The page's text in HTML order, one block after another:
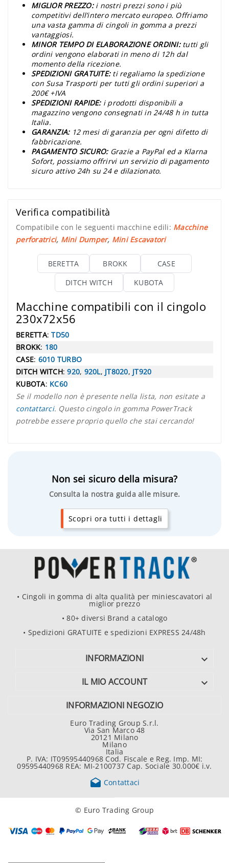
MIGLIOR PREZZO: i nostri prezzi sono i più
competitivi dell’intero mercato europeo. Offriamo
una vasta gamma di cingoli in gomma a prezzi
vantaggiosi.
MINOR TEMPO DI ELABORAZIONE ORDINI: tutti gli
ordini vengono elaborati in meno di 12h dal
momento della ricezione.
SPEDIZIONI GRATUITE: ti regaliamo la spedizione
con Susa Trasporti per tutti gli ordini superiori a
200€ +IVA
SPEDIZIONI RAPIDE: i prodotti disponibili a
magazzino vengono consegnati in 24/48 h in tutta
Italia.
GARANZIA: 12 mesi di garanzia per ogni difetto di
fabbricazione.
PAGAMENTO SICURO: Grazie a PayPal ed a Klarna
Sofort, possiamo offrirvi un servizio di pagamento
sicuro attivo 24h su 24 e dilazionato.
Verifica compatibilità
Compatibile con le seguenti macchine edili: Macchine
perforatrici, Mini Dumper, Mini Escavatori
BERETTA BROKK
CASE
DITCH WITCH
KUBOTA
Macchine compatibili con il cingolo
230x72x56
BERETTA:TD50
BROKK: 180
CASE: 6010 TURBO
DITCH WITCH:920, 920L, JT8020, JT920
KUBOTA: KC60
Se il modello non è presente nella lista, non esitate a
contattarci. Questo cingolo in gomma PowerTrack
potrebbe essere proprio quello che stai cercando!
Non sei sicuro della misura?
Consulta la nostra guida alle misure.
Scopri ora tutti i dettagli
• Cingoli in gomma di alta qualità per miniescavatori al
miglior prezzo
• 80+ diversi Brand a catalogo
• Spedizioni GRATUITE e spedizioni EXPRESS 24/48h
INFORMAZIONI 
IL MIO ACCOUNT 
INFORMAZIONI NEGOZIO
Euro Trading Group S.r.l.
Via San Marco 48
20121 Milano
Milano
Italia
P. IVA: IT09595440968 Cod. Fiscale e Reg. Imp. MI:
09595440968 REA: MI-2100737 Cap. Sociale 30.000€ i.v.
 Contattaci
© Euro Trading Group